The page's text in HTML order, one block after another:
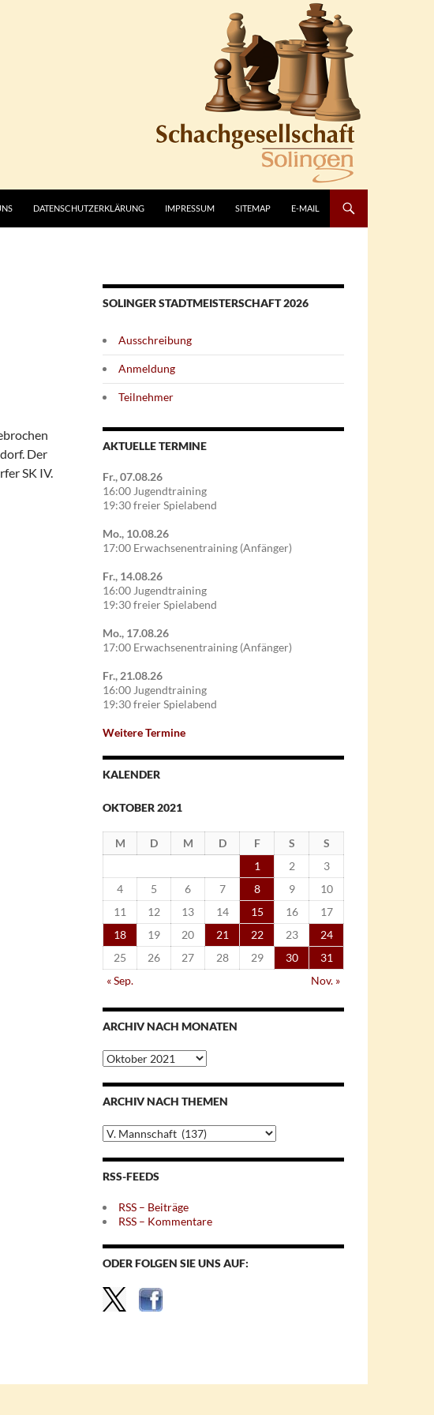
DATENSCHUTZERKLÄRUNG IMPRESSUM SITEMAP E-MAIL
Der
SK IV.
SOLINGER STADTMEISTERSCHAFT 2026
Ausschreibung
Anmeldung
Teilnehmer
AKTUELLE TERMINE
Fr., 07.08.26
16:00 Jugendtraining
19:30 freier Spielabend
Mo., 10.08.26
17:00 Erwachsenentraining (Anfänger)
Fr., 14.08.26
16:00 Jugendtraining
19:30 freier Spielabend
Mo., 17.08.26
17:00 Erwachsenentraining (Anfänger)
Fr., 21.08.26
16:00 Jugendtraining
19:30 freier Spielabend
Weitere Termine
KALENDER
OKTOBER 2021
M D M D F S
S
1
2
3
4
5 6 7 8 9
10
11
12 13 14 15 16
17
18
19 20 21 22 23
24
25
26 27 28 29 30
31
« Sep.
Nov. »
ARCHIV NACH MONATEN
Archiv
nach
Monaten
ARCHIV NACH THEMEN
Archiv
nach
Themen
RSS-FEEDS
RSS – Beiträge
RSS – Kommentare
ODER FOLGEN SIE UNS AUF: